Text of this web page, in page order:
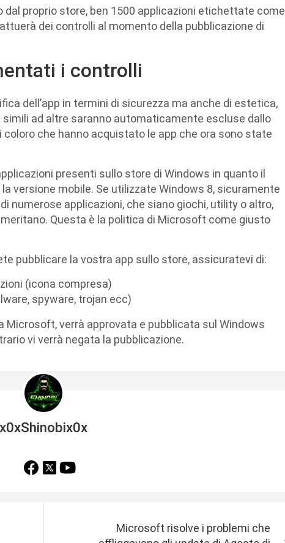
dal proprio store, ben 1500 applicazioni etichettate come
dei controlli al momento della pubblicazione di
i controlli
dell’app in termini di sicurezza ma anche di estetica,
ad altre saranno automaticamente escluse dallo
che hanno acquistato le app che ora sono state
presenti sullo store di Windows in quanto il
versione mobile. Se utilizzate Windows 8, sicuramente
numerose applicazioni, che siano giochi, utility o altro,
Questa è la politica di Microsoft come giusto
pubblicare la vostra app sullo store, assicuratevi di:
(icona compresa)
spyware, trojan ecc)
Microsoft, verrà approvata e pubblicata sul Windows
vi verrà negata la pubblicazione.
x0xShinobix0x
Microsoft risolve i problemi che